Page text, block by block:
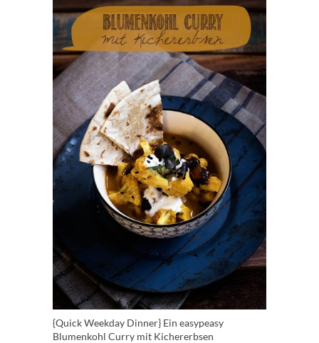
{Quick Weekday Dinner} Ein easypeasy
Blumenkohl Curry mit Kichererbsen